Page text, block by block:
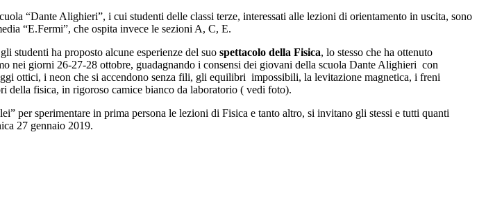
“Dante Alighieri”, i cui studenti delle classi terze, interessati alle lezioni di orientamento in uscita, sono
“E.Fermi”, che ospita invece le sezioni A, C, E.
studenti ha proposto alcune esperienze del suo spettacolo della Fisica, lo stesso che ha ottenuto
nei giorni 26-27-28 ottobre, guadagnando i consensi dei giovani della scuola Dante Alighieri con
ottici, i neon che si accendono senza fili, gli equilibri impossibili, la levitazione magnetica, i freni
fisica, in rigoroso camice bianco da laboratorio ( vedi foto).
per sperimentare in prima persona le lezioni di Fisica e tanto altro, si invitano gli stessi e tutti quanti
27 gennaio 2019.